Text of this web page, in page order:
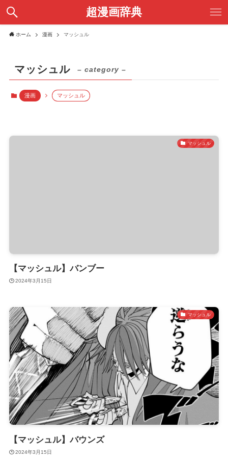
超漫画辞典
ホーム 漫画 マッシュル
マッシュル – category –
漫画 マッシュル
マッシュル
【マッシュル】バンブー
2024年3月15日
マッシュル
【マッシュル】バウンズ
2024年3月15日